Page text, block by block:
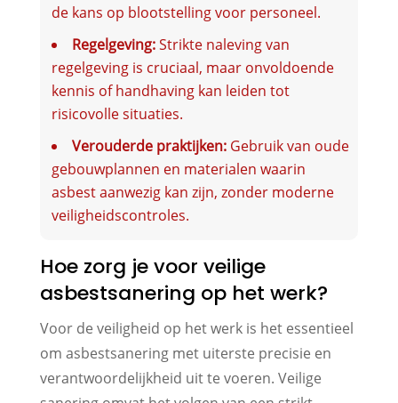
de kans op blootstelling voor personeel.
Regelgeving:Strikte naleving van
regelgeving is cruciaal, maar onvoldoende
kennis of handhaving kan leiden tot
risicovolle situaties.
Verouderde praktijken:Gebruik van oude
gebouwplannen en materialen waarin
asbest aanwezig kan zijn, zonder moderne
veiligheidscontroles.
Hoe zorg je voor veilige
asbestsanering op het werk?
Voor de veiligheid op het werk is het essentieel
om asbestsanering met uiterste precisie en
verantwoordelijkheid uit te voeren. Veilige